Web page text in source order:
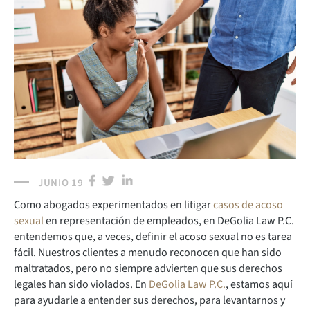
JUNIO 19
Como abogados experimentados en litigarcasos de acoso
sexualen representación de empleados, en DeGolia Law P.C.
entendemos que, a veces, definir el acoso sexual no es tarea
fácil. Nuestros clientes a menudo reconocen que han sido
maltratados, pero no siempre advierten que sus derechos
legales han sido violados. En DeGolia Law P.C., estamos aquí
para ayudarle a entender sus derechos, para levantarnos y